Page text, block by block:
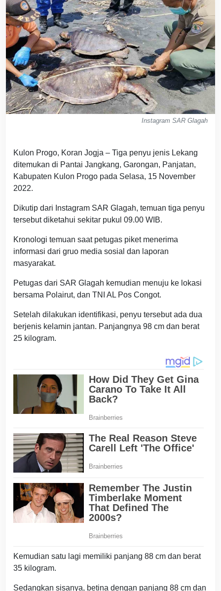
Instagram SAR Glagah
Kulon Progo, Koran Jogja – Tiga penyu jenis Lekang
ditemukan di Pantai Jangkang, Garongan, Panjatan,
Kabupaten Kulon Progo pada Selasa, 15 November
2022.
Dikutip dari Instagram SAR Glagah, temuan tiga penyu
tersebut diketahui sekitar pukul 09.00 WIB.
Kronologi temuan saat petugas piket menerima
informasi dari gruo media sosial dan laporan
masyarakat.
Petugas dari SAR Glagah kemudian menuju ke lokasi
bersama Polairut, dan TNI AL Pos Congot.
Setelah dilakukan identifikasi, penyu tersebut ada dua
berjenis kelamin jantan. Panjangnya 98 cm dan berat
25 kilogram.
Kemudian satu lagi memiliki panjang 88 cm dan berat
35 kilogram.
Sedangkan sisanya, betina dengan panjang 88 cm dan